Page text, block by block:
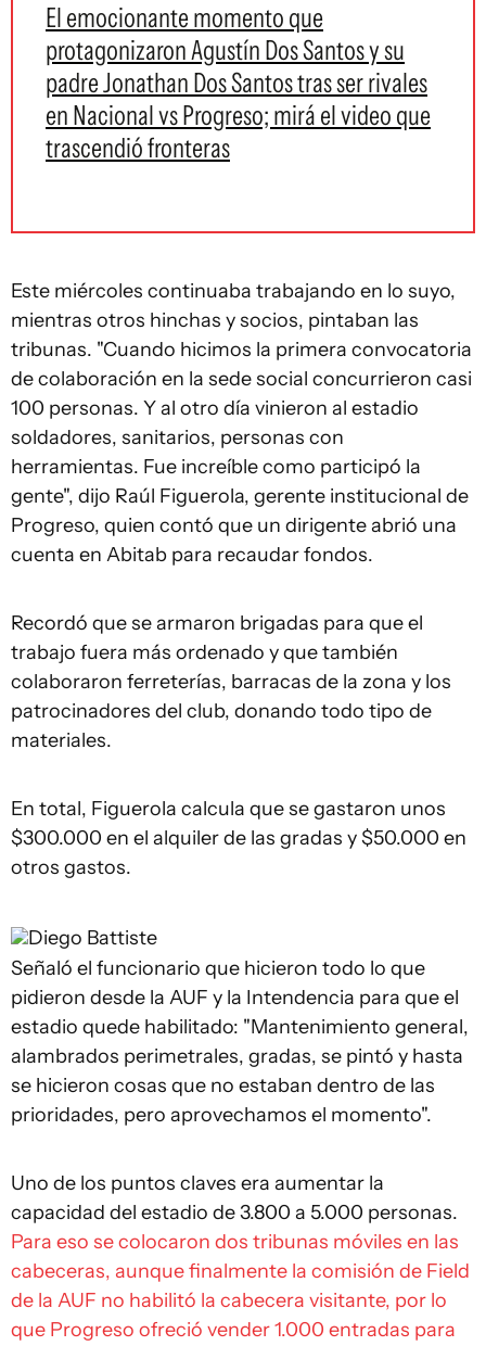
El emocionante momento que
protagonizaron Agustín Dos Santos y su
padre Jonathan Dos Santos tras ser rivales
en Nacional vs Progreso; mirá el video que
trascendió fronteras
Este miércoles continuaba trabajando en lo suyo,
mientras otros hinchas y socios, pintaban las
tribunas. "Cuando hicimos la primera convocatoria
de colaboración en la sede social concurrieron casi
100 personas. Y al otro día vinieron al estadio
soldadores, sanitarios, personas con
herramientas. Fue increíble como participó la
gente", dijo Raúl Figuerola, gerente institucional de
Progreso, quien contó que un dirigente abrió una
cuenta en Abitab para recaudar fondos.
Recordó que se armaron brigadas para que el
trabajo fuera más ordenado y que también
colaboraron ferreterías, barracas de la zona y los
patrocinadores del club, donando todo tipo de
materiales.
En total, Figuerola calcula que se gastaron unos
$300.000 en el alquiler de las gradas y $50.000 en
otros gastos.
Diego Battiste
Señaló el funcionario que hicieron todo lo que
pidieron desde la AUF y la Intendencia para que el
estadio quede habilitado: "Mantenimiento general,
alambrados perimetrales, gradas, se pintó y hasta
se hicieron cosas que no estaban dentro de las
prioridades, pero aprovechamos el momento".
Uno de los puntos claves era aumentar la
capacidad del estadio de 3.800 a 5.000 personas.
Para eso se colocaron dos tribunas móviles en las
cabeceras, aunque finalmente la comisión de Field
de la AUF no habilitó la cabecera visitante, por lo
que Progreso ofreció vender 1.000 entradas para